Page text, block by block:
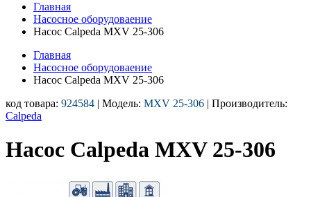
Главная
Насосное оборудоваение
Насос Calpeda MXV 25-306
Главная
Насосное оборудоваение
Насос Calpeda MXV 25-306
код товара: 924584 | Модель: MXV 25-306 | Производитель:
Calpeda
Насос Calpeda MXV 25-306